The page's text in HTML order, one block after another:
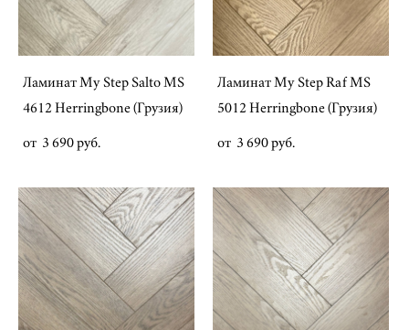
Ламинат My Step Salto MS
4612 Herringbone (Грузия)
от 3 690 pуб.
Ламинат My Step Raf MS
5012 Herringbone (Грузия)
от 3 690 pуб.